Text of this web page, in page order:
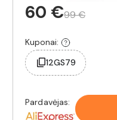
60 €99 €
Kuponai:
12GS79
Pardavėjas: